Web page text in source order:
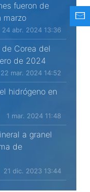
fueron de
marzo
24 abr. 2024 13:36
Corea del
de 2024
22 mar. 2024 14:52
hidrógeno en
1 mar. 2024 11:48
a granel
de
21 dic. 2023 13:44